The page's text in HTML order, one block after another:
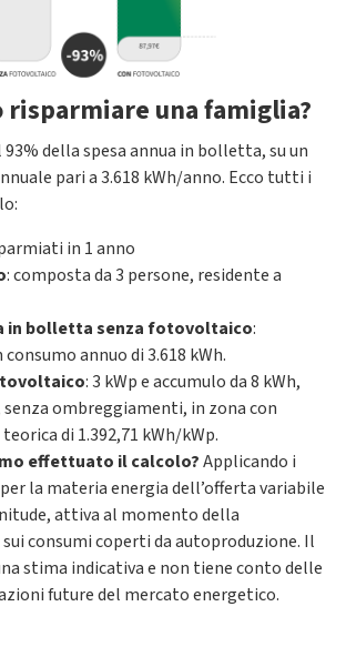
risparmiare una famiglia?
della spesa annua in bolletta, su un
pari a 3.618 kWh/anno. Ecco tutti i
in 1 anno
: composta da 3 persone, residente a
in bolletta senza fotovoltaico:
consumo annuo di 3.618 kWh.
: 3 kWp e accumulo da 8 kWh,
ombreggiamenti, in zona con
di 1.392,71 kWh/kWp.
effettuato il calcolo?Applicando i
la materia energia dell’offerta variabile
attiva al momento della
consumi coperti da autoproduzione. Il
stima indicativa e non tiene conto delle
future del mercato energetico.